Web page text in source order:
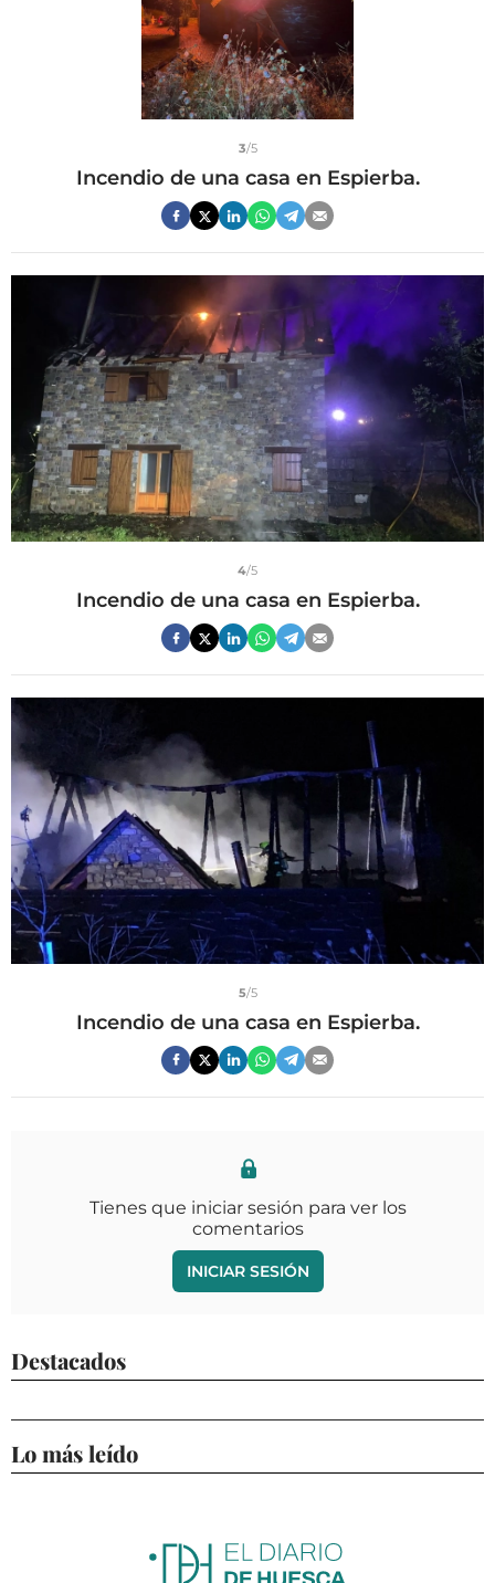
3/5
Incendio de una casa en Espierba.
4/5
Incendio de una casa en Espierba.
5/5
Incendio de una casa en Espierba.
Tienes que iniciar sesión para ver los
comentarios
INICIAR SESIÓN
Destacados
Lo más leído